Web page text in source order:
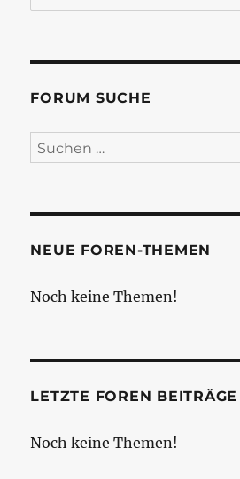
nach:
FORUM SUCHE
NEUE FOREN-THEMEN
Noch keine Themen!
LETZTE FOREN BEITRÄGE
Noch keine Themen!